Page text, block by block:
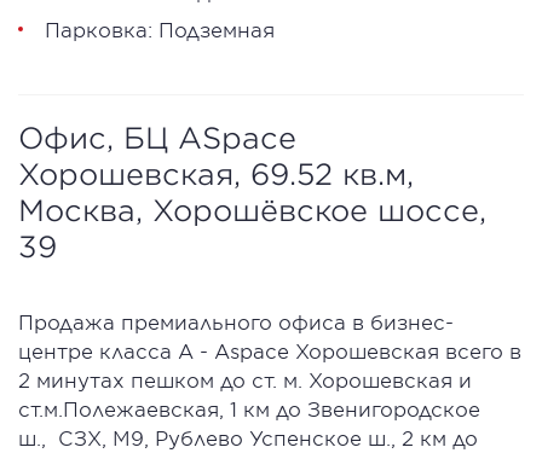
Парковка: Подземная
Офис, БЦ ASpace
Хорошевская, 69.52 кв.м,
Москва, Хорошёвское шоссе,
39
Продажа премиального офиса в бизнес-
центре класса А - Aspace Хорошевская всего в
2 минутах пешком до ст. м. Хорошевская и
ст.м.Полежаевская, 1 км до Звенигородское
ш., СЗХ, М9, Рублево Успенское ш., 2 км до